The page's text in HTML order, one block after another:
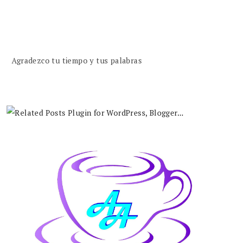
Agradezco tu tiempo y tus palabras